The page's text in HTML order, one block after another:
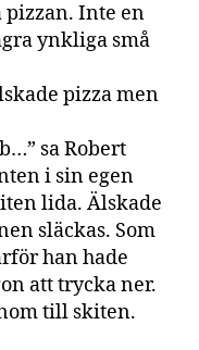
pizzan. Inte en
ynkliga små
pizza men
sa Robert
i sin egen
lida. Älskade
släckas. Som
han hade
att trycka ner.
till skiten.